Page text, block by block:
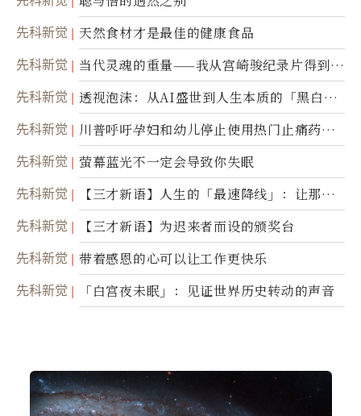
先科新觉 天然食材才是最佳的健康食品
先科新觉
当代灵魂的重量——我从宫崎骏纪录片得到的
省思
先科新觉
透视泡沫：从AI盛世到人生本质的「黑白一
瞬」
先科新觉
川普呼吁孕妇和幼儿停止使用热门止痛药泰
诺
先科新觉 萤幕蓝光不一定会导致你失眠
先科新觉
【三才新语】人生的「最速降线」：让那道
光，带你滑向自己
先科新觉 【三才新语】为迟来者而设的颁奖台
先科新觉 带着感恩的心可以让工作更快乐
先科新觉 「白宫夜未眠」：见证世界历史转动的声音